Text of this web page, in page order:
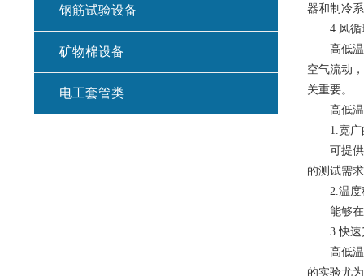
器和制冷
4.风循
高低温试
空气流动
关重要。
高低温
1.宽广
可提供从
的测试需
2.温度
能够在设
3.快速
高低温试
的实验尤
钢筋试验设备
矿物棉设备
电工套管类